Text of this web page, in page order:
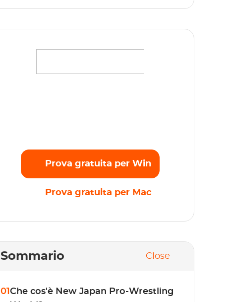
Prova gratuita per Win
Prova gratuita per Mac
Sommario Close
01 Che cos'è New Japan Pro-Wrestling